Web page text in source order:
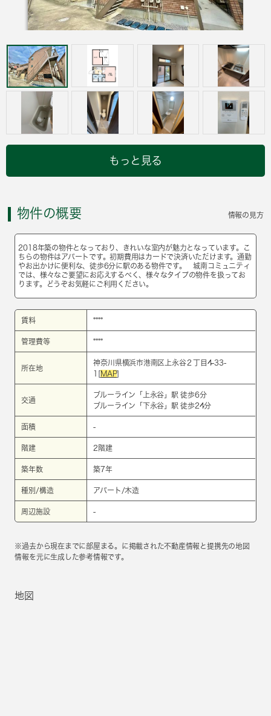
もっと見る
物件の概要 情報の見方
2018年築の物件となっており、きれいな室内が魅力となっています。こ
ちらの物件はアパートです。初期費用はカードで決済いただけます。通勤
やお出かけに便利な、徒歩6分に駅のある物件です。 城南コミュニティ
では、様々なご要望にお応えするべく、様々なタイプの物件を扱ってお
ります。どうぞお気軽にご利用ください。
賃料 ****
管理費等 ****
所在地
神奈川県横浜市港南区上永谷２丁目4-33-
MAP]
交通
ブルーライン 「 上永谷 」駅 徒歩6分
ブルーライン 「 下永谷 」駅 徒歩24分
面積 -
階建 2階建
築年数 築7年
種別/構造 アパート/木造
周辺施設 -
※過去から現在までに部屋まる。に掲載された不動産情報と提携先の地図
情報を元に生成した参考情報です。
地図